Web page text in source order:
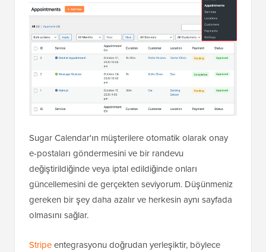
Sugar Calendar'ın müşterilere otomatik olarak onay
e-postaları göndermesini ve bir randevu
değiştirildiğinde veya iptal edildiğinde onları
güncellemesini de gerçekten seviyorum. Düşünmeniz
gereken bir şey daha azalır ve herkesin aynı sayfada
olmasını sağlar.
Stripeentegrasyonu doğrudan yerleşiktir, böylece